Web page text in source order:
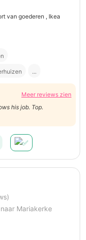
van goederen , Ikea
...
Meer reviews zien
his job. Top.
Mariakerke